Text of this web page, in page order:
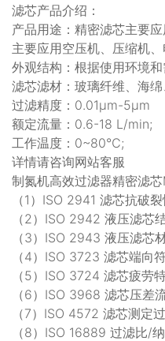
滤芯产品介绍：
产品用途：精密滤芯主要
主要应用空压机、压缩机
外观结构：根据使用环境
滤芯滤材：玻璃纤维、海
过滤精度：0.01μm-5μm
额定流量：0.6-18 L/min;
工作温度：0~80℃;
详情请咨询网站
制氮机高效过滤器精密滤
（1）ISO 2941 滤芯抗破
（2）ISO 2942 液压滤芯
（3）ISO 2943 液压滤芯
（4）ISO 3723 滤芯端向
（5）ISO 3724 滤芯疲劳
（6）ISO 3968 滤芯压差
（7）ISO 4572 滤芯测定
（8）ISO 16889 过滤比/